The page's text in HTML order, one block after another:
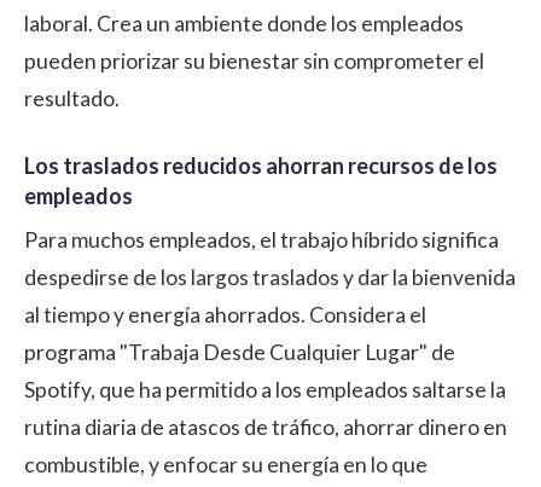
laboral. Crea un ambiente donde los empleados
pueden priorizar su bienestar sin comprometer el
resultado.
Los traslados reducidos ahorran recursos de los
empleados
Para muchos empleados, el trabajo híbrido significa
despedirse de los largos traslados y dar la bienvenida
al tiempo y energía ahorrados. Considera el
programa "Trabaja Desde Cualquier Lugar" de
Spotify, que ha permitido a los empleados saltarse la
rutina diaria de atascos de tráfico, ahorrar dinero en
combustible, y enfocar su energía en lo que